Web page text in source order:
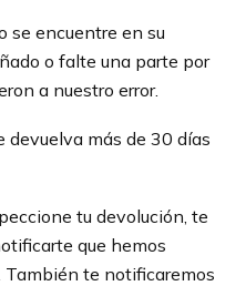
se encuentre en su
o falte una parte por
a nuestro error.
devuelva más de 30 días
tu devolución, te
que hemos
También te notificaremos